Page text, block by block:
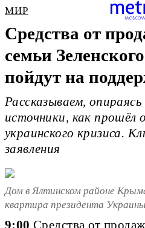
МИР
Средства от
семьи
пойдут на
Рассказываем,
источники, как прошёл
украинского кризиса.
заявления
Дом в Ялтинском районе
квартира президента
9:00Средства от